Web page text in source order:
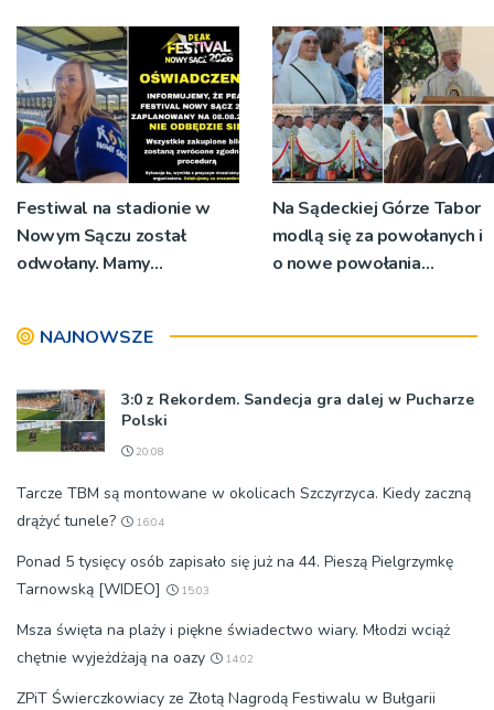
samorządowej
Festiwal na stadionie w
Nowym Sączu został
odwołany. Mamy
Na Sądeckiej Górze Tabor
modlą się za powołanych i
o nowe powołania
NAJNOWSZE
3:0 z Rekordem. Sandecja gra dalej w Pucharze
Polski
20:08
Tarcze TBM są montowane w okolicach Szczyrzyca. Kiedy zaczną
drążyć tunele?
16:04
Ponad 5 tysięcy osób zapisało się już na 44. Pieszą Pielgrzymkę
Tarnowską [WIDEO]
15:03
Msza święta na plaży i piękne świadectwo wiary. Młodzi wciąż
chętnie wyjeżdżają na oazy
14:02
ZPiT Świerczkowiacy ze Złotą Nagrodą Festiwalu w Bułgarii